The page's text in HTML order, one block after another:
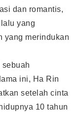
dan romantis,
yang
yang merindukan
ini, Ha Rin
setelah cinta
10 tahun